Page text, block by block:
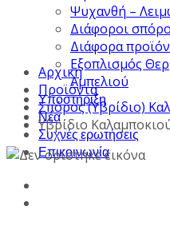
Ψυχανθή –
Διάφοροι
Διάφορα
Εξοπλισμός
Αμπελιού
Υποστήριξη
Νέα
Συχνές ερωτήσεις
Επικοινωνία
Αρχική
Προϊόντα
Σπόρος (Υβρίδιο)
Υβρίδιο